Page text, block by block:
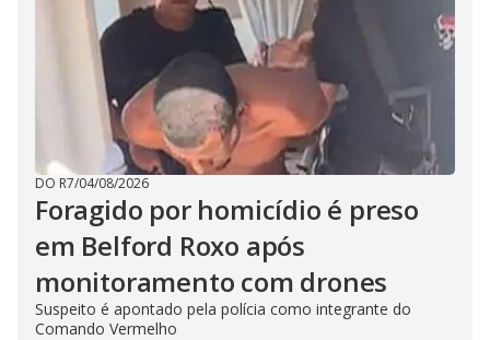
DO R7/04/08/2026
Foragido por homicídio é preso
em Belford Roxo após
monitoramento com drones
Suspeito é apontado pela polícia como integrante do
Comando Vermelho